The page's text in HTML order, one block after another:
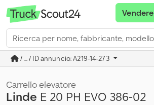
Vendere
/ ... / ID annuncio: A219-14-273
Carrello elevatore
Linde E 20 PH EVO 386-02